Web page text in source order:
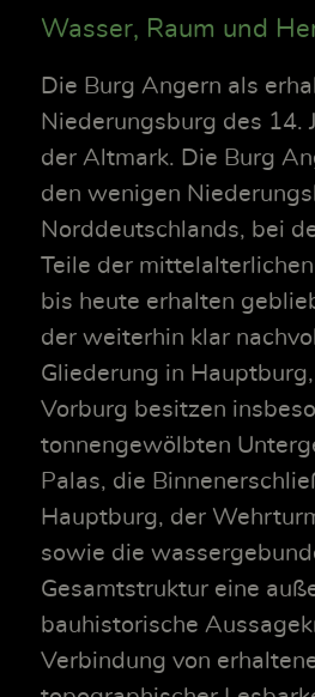
Wasser, Raum und
Die Burg Angern als
Niederungsburg des 14.
der Altmark. Die Burg
den wenigen
Norddeutschlands, bei
Teile der
bis heute erhalten
der weiterhin klar
Gliederung in
Vorburg besitzen
tonnengewölbten
Palas, die
Hauptburg, der
sowie die
Gesamtstruktur eine
bauhistorische
Verbindung von